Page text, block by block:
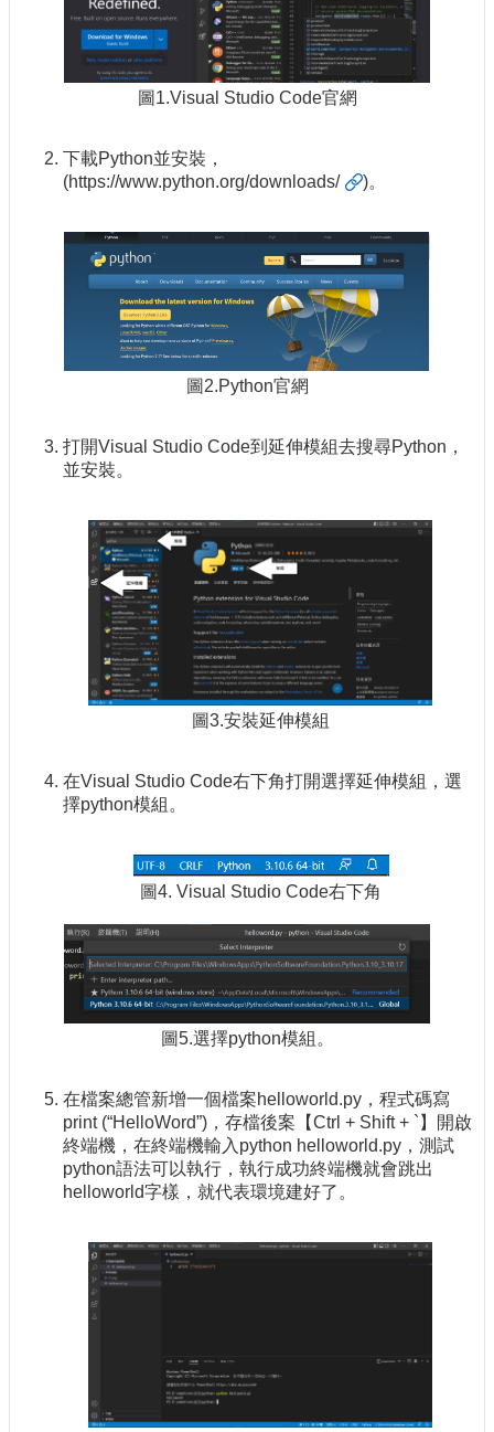
圖1.Visual Studio Code官網
下載Python並安裝，
(https://www.python.org/downloads/ )。
圖2.Python官網
打開Visual Studio Code到延伸模組去搜尋Python，
並安裝。
圖3.安裝延伸模組
在Visual Studio Code右下角打開選擇延伸模組，選
擇python模組。
圖4. Visual Studio Code右下角
圖5.選擇python模組。
在檔案總管新增一個檔案helloworld.py，程式碼寫
print (“HelloWord”)，存檔後案【Ctrl + Shift + `】開啟
終端機，在終端機輸入python helloworld.py，測試
python語法可以執行，執行成功終端機就會跳出
helloworld字樣，就代表環境建好了。